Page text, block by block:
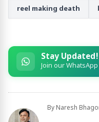
reel making death
Stay Updated!
Join our
By Naresh